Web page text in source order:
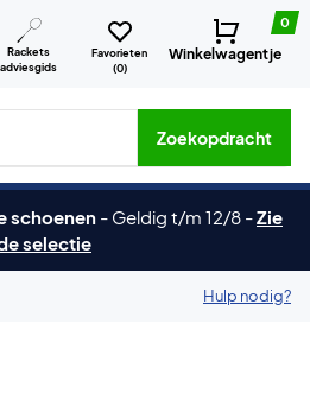
Rackets
adviesgids
Favorieten
(0)
0
Winkelwagentje
merken etc.
Zoekopdracht
schoenen - Geldig t/m 12/8 -Zie
selectie
Hulp nodig?